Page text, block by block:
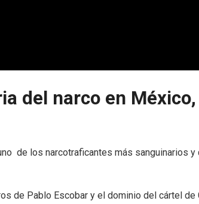
del narco en
de los narcotraficantes más sanguinarios y
de Pablo Escobar y el dominio del cártel de